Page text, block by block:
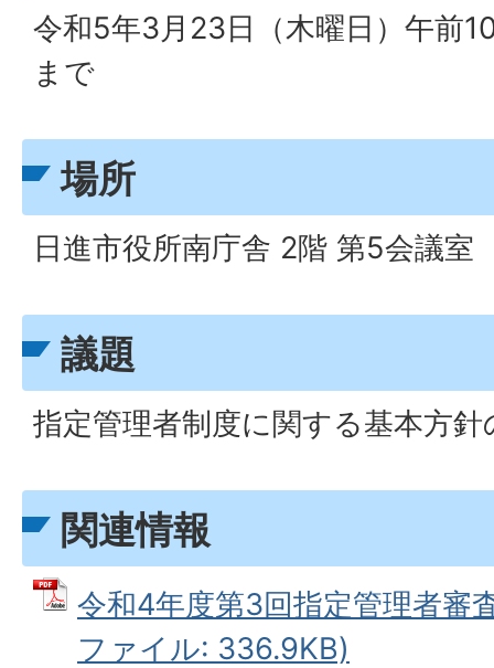
令和5年3月23日（木曜日）午前
まで
場所
日進市役所南庁舎 2階 第5会議室
議題
指定管理者制度に関する基本方
関連情報
令和4年度第3回指定管理者審
ファイル: 336.9KB)